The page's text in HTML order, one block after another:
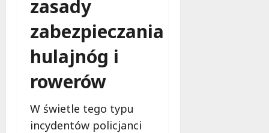
zasady
zabezpieczania
hulajnóg i
rowerów
W świetle tego typu
incydentów policjanci